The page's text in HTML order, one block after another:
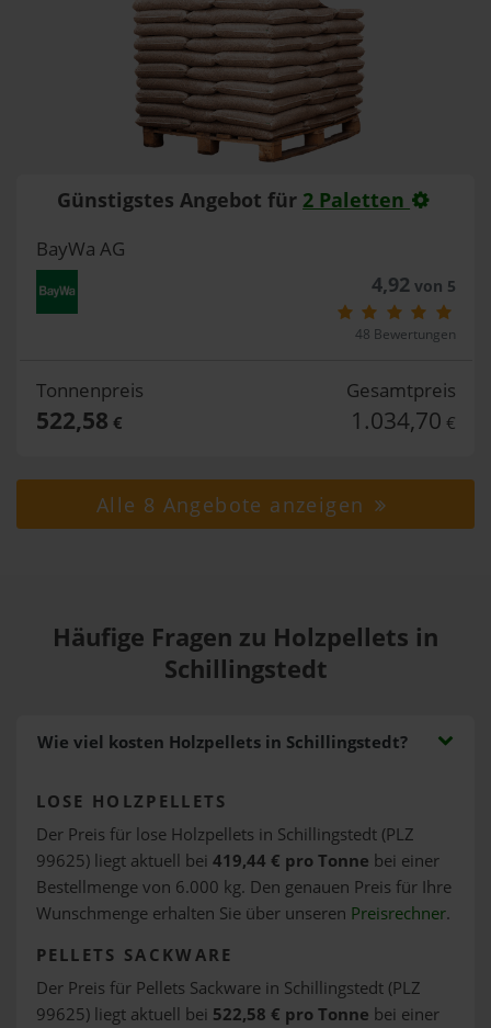
Günstigstes Angebot für 2 Paletten
BayWa AG
4,92von 5
48 Bewertungen
Tonnenpreis
522,58 €
Gesamtpreis
1.034,70 €
Alle 8 Angebote anzeigen
Häufige Fragen zu Holzpellets in
Schillingstedt
Wie viel kosten Holzpellets in Schillingstedt?
LOSE HOLZPELLETS
Der Preis für lose Holzpellets in Schillingstedt (PLZ
99625) liegt aktuell bei 419,44 € pro Tonne bei einer
Bestellmenge von 6.000 kg. Den genauen Preis für Ihre
Wunschmenge erhalten Sie über unseren Preisrechner.
PELLETS SACKWARE
Der Preis für Pellets Sackware in Schillingstedt (PLZ
99625) liegt aktuell bei 522,58 € pro Tonne bei einer